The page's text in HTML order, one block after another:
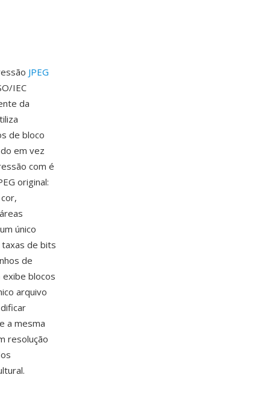
JPEG
IEC
da
de bloco
em vez
com é
original:
único
de bits
de
exibe blocos
arquivo
a mesma
resolução